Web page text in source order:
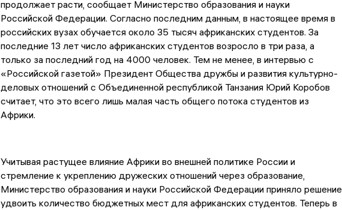
продолжает расти, сообщает Министерство образования и науки
Российской Федерации. Согласно последним данным, в настоящее время в
российских вузах обучается около 35 тысяч африканских студентов. За
последние 13 лет число африканских студентов возросло в три раза, а
только за последний год на 4000 человек. Тем не менее, в интервью с
«Российской газетой» Президент Общества дружбы и развития культурно-
деловых отношений с Объединенной республикой Танзания Юрий Коробов
считает, что это всего лишь малая часть общего потока студентов из
Африки.
Учитывая растущее влияние Африки во внешней политике России и
стремление к укреплению дружеских отношений через образование,
Министерство образования и науки Российской Федерации приняло решение
удвоить количество бюджетных мест для африканских студентов. Теперь в